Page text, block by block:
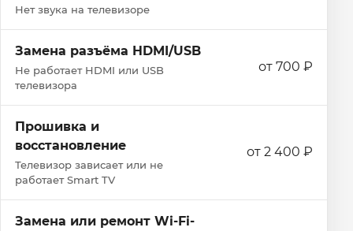
Нет звука на телевизоре
Замена разъёма HDMI/USB
Не работает HDMI или USB
телевизора
от 700 ₽
Прошивка и
восстановление
Телевизор зависает или не
работает Smart TV
от 2 400 ₽
Замена или ремонт Wi‑Fi-